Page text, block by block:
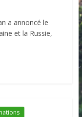
a annoncé le
et la Russie,